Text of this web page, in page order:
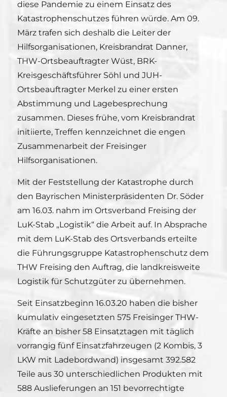
diese Pandemie zu einem Einsatz des
Katastrophenschutzes führen würde. Am 09.
März trafen sich deshalb die Leiter der
Hilfsorganisationen, Kreisbrandrat Danner,
THW-Ortsbeauftragter Wüst, BRK-
Kreisgeschäftsführer Söhl und JUH-
Ortsbeauftragter Merkel zu einer ersten
Abstimmung und Lagebesprechung
zusammen. Dieses frühe, vom Kreisbrandrat
initiierte, Treffen kennzeichnet die engen
Zusammenarbeit der Freisinger
Hilfsorganisationen.
Mit der Feststellung der Katastrophe durch
den Bayrischen Ministerpräsidenten Dr. Söder
am 16.03. nahm im Ortsverband Freising der
LuK-Stab „Logistik“ die Arbeit auf. In Absprache
mit dem LuK-Stab des Ortsverbands erteilte
die Führungsgruppe Katastrophenschutz dem
THW Freising den Auftrag, die landkreisweite
Logistik für Schutzgüter zu übernehmen.
Seit Einsatzbeginn 16.03.20 haben die bisher
kumulativ eingesetzten 575 Freisinger THW-
Kräfte an bisher 58 Einsatztagen mit täglich
vorrangig fünf Einsatzfahrzeugen (2 Kombis, 3
LKW mit Ladebordwand) insgesamt 392.582
Teile aus 30 unterschiedlichen Produkten mit
588 Auslieferungen an 151 bevorrechtigte